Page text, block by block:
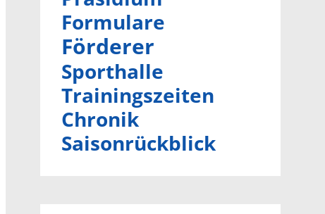
Formulare
Förderer
Sporthalle
Trainingszeiten
Chronik
Saisonrückblick